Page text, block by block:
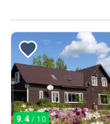
9.4 / 10